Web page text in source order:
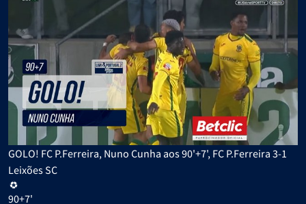
GOLO! FC P.Ferreira, Nuno Cunha aos 90'+7', FC P.Ferreira 3-1
Leixões SC
90+7'